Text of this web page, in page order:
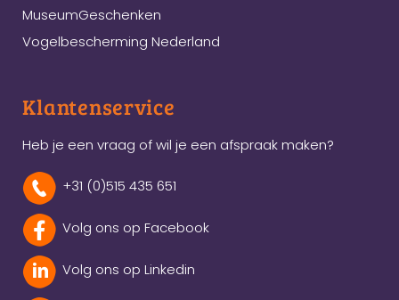
MuseumGeschenken
Vogelbescherming Nederland
Klantenservice
Heb je een vraag of wil je een afspraak maken?
+31 (0)515 435 651
Volg ons op Facebook
Volg ons op Linkedin